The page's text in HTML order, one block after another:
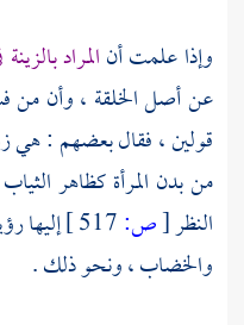
وإذا علمت أنالمراد
عن أصل الخلقة ، وأن من
قولين ، فقال بعضهم : هي
من بدن المرأة كظاهر
النظر[ص:
إليها
والخضاب ، ونحو ذلك .